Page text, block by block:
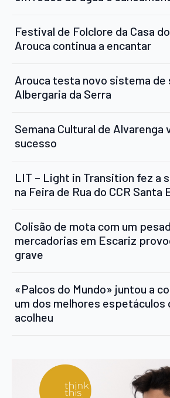
Festival de Folclore da Casa
Arouca continua a encantar
Arouca testa novo sistema de
Albergaria da Serra
Semana Cultural de Alvarenga
sucesso
LIT – Light in Transition fez a
na Feira de Rua do CCR Santa
Colisão de mota com um
mercadorias em Escariz
grave
«Palcos do Mundo» juntou a
um dos melhores espetáculos
acolheu